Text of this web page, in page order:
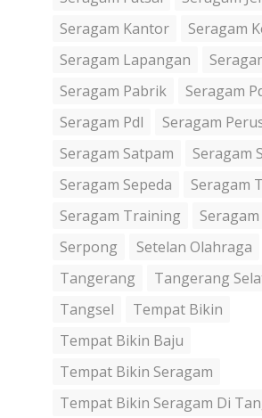
Seragam Kantor
Seragam
Seragam Lapangan
Seragam Pabrik
Seragam
Seragam Pdl
Seragam
Seragam Satpam
Seragam
Seragam Sepeda
Seragam
Seragam Training
Serpong
Setelan Olahraga
Tangerang
Tangerang
Tangsel
Tempat Bikin
Tempat Bikin Baju
Tempat Bikin Seragam
Tempat Bikin Seragam Di